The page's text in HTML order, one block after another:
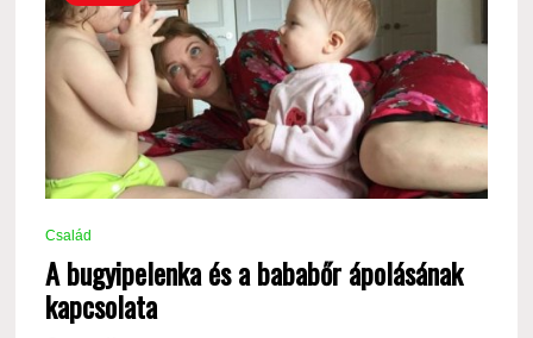
Család
A bugyipelenka és a bababőr ápolásának
kapcsolata